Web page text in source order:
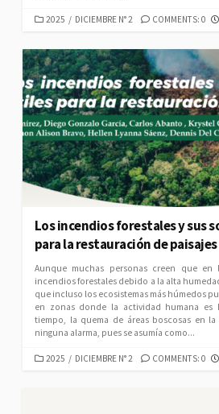
CATEGORIES
2025 / DICIEMBRE N° 2 COMMENTS: 0
Los incendios forestales y sus
para la restauración de paisajes
Aunque muchas personas creen que
incendios forestales debido a la alta
que incluso los ecosistemas más húmedos
en zonas donde la actividad humana es
tiempo, la quema de áreas boscosas en
ninguna alarma, pues se asumía como...
CATEGORIES
2025 / DICIEMBRE N° 2 COMMENTS: 0